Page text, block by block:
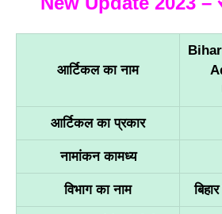
आर्टिकल का नाम
आर्टिकल का प्रकार
नामांकन कामध्य
विभाग का नाम